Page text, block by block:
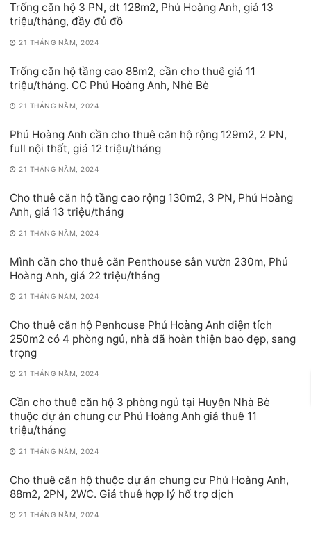
Trống căn hộ 3 PN, dt 128m2, Phú Hoàng Anh, giá 13
triệu/tháng, đầy đủ đồ
21 THÁNG NĂM, 2024
Trống căn hộ tầng cao 88m2, cần cho thuê giá 11
triệu/tháng. CC Phú Hoàng Anh, Nhè Bè
21 THÁNG NĂM, 2024
Phú Hoàng Anh cần cho thuê căn hộ rộng 129m2, 2 PN,
full nội thất, giá 12 triệu/tháng
21 THÁNG NĂM, 2024
Cho thuê căn hộ tầng cao rộng 130m2, 3 PN, Phú Hoàng
Anh, giá 13 triệu/tháng
21 THÁNG NĂM, 2024
Mình cần cho thuê căn Penthouse sân vườn 230m, Phú
Hoàng Anh, giá 22 triệu/tháng
21 THÁNG NĂM, 2024
Cho thuê căn hộ Penhouse Phú Hoàng Anh diện tích
250m2 có 4 phòng ngủ, nhà đã hoàn thiện bao đẹp, sang
trọng
21 THÁNG NĂM, 2024
Cần cho thuê căn hộ 3 phòng ngủ tại Huyện Nhà Bè
thuộc dự án chung cư Phú Hoàng Anh giá thuê 11
triệu/tháng
21 THÁNG NĂM, 2024
Cho thuê căn hộ thuộc dự án chung cư Phú Hoàng Anh,
88m2, 2PN, 2WC. Giá thuê hợp lý hổ trợ dịch
21 THÁNG NĂM, 2024